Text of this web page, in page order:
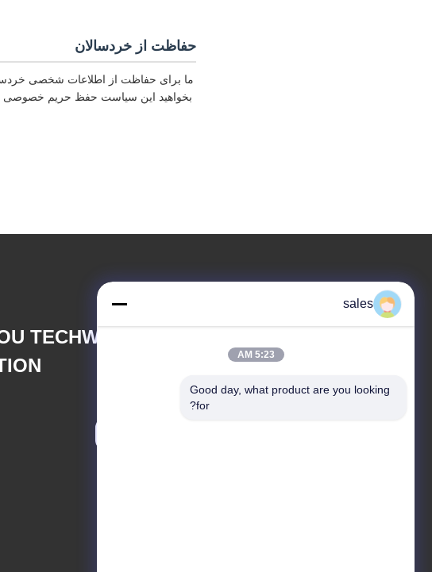
حفاظت از خردسالان
ما برای حفاظت از اطلاعات شخصی
بخواهید این سیاست حفظ حریم خصوصی
TECHWAY MACHINERY
sales
5:23 AM
Good day, what product are you looking
for?